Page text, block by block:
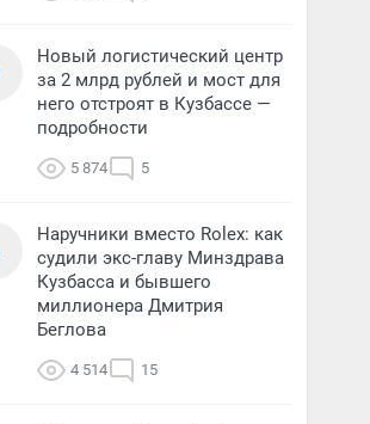
Новый логистический центр
за 2 млрд рублей и мост для
него отстроят в Кузбассе —
подробности
5 874 5
Наручники вместо Rolex: как
судили экс-главу Минздрава
Кузбасса и бывшего
миллионера Дмитрия
Беглова
4 514 15